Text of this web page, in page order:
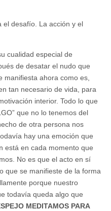
el desafío. La acción y el
cualidad especial de
de desatar el nudo que
manifiesta ahora como es,
tan necesario de vida, para
interior. Todo lo que
que no lo tenemos del
de otra persona nos
hay una emoción que
está en cada momento que
No es que el acto en sí
que se manifieste de la forma
porque nuestro
todavía queda algo que
MEDITAMOS PARA